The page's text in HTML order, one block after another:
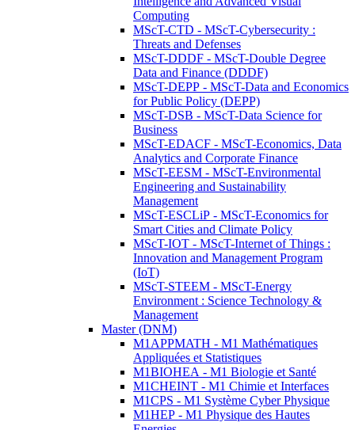
Computing
MScT-CTD - MScT-Cybersecurity :
Threats and Defenses
MScT-DDDF - MScT-Double Degree
Data and Finance (DDDF)
MScT-DEPP - MScT-Data and Economics
for Public Policy (DEPP)
MScT-DSB - MScT-Data Science for
Business
MScT-EDACF - MScT-Economics, Data
Analytics and Corporate Finance
MScT-EESM - MScT-Environmental
Engineering and Sustainability
Management
MScT-ESCLiP - MScT-Economics for
Smart Cities and Climate Policy
MScT-IOT - MScT-Internet of Things :
Innovation and Management Program
(IoT)
MScT-STEEM - MScT-Energy
Environment : Science Technology &
Management
Master (DNM)
M1APPMATH - M1 Mathématiques
Appliquées et Statistiques
M1BIOHEA - M1 Biologie et Santé
M1CHEINT - M1 Chimie et Interfaces
M1CPS - M1 Système Cyber Physique
M1HEP - M1 Physique des Hautes